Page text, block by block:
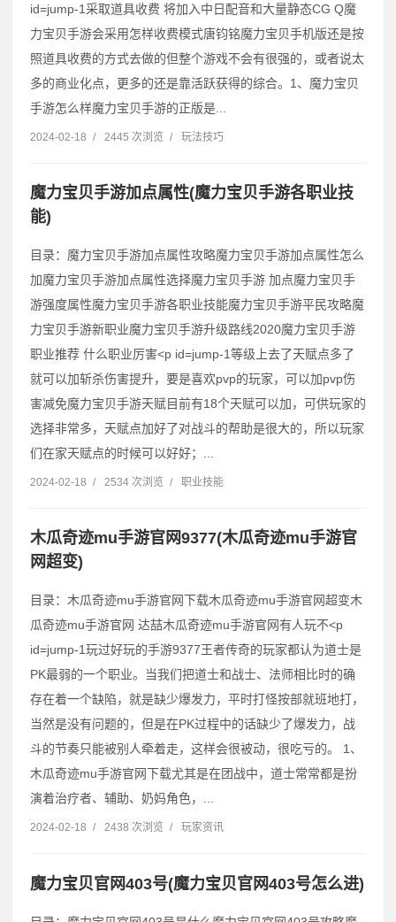
id=jump-1采取道具收费 将加入中日配音和大量静态CG Q魔
力宝贝手游会采用怎样收费模式唐钧铭魔力宝贝手机版还是按
照道具收费的方式去做的但整个游戏不会有很强的，或者说太
多的商业化点，更多的还是靠活跃获得的综合。1、魔力宝贝
手游怎么样魔力宝贝手游的正版是...
2024-02-18 / 2445 次浏览 / 玩法技巧
魔力宝贝手游加点属性(魔力宝贝手游各职业技
能)
目录：魔力宝贝手游加点属性攻略魔力宝贝手游加点属性怎么
加魔力宝贝手游加点属性选择魔力宝贝手游 加点魔力宝贝手
游强度属性魔力宝贝手游各职业技能魔力宝贝手游平民攻略魔
力宝贝手游新职业魔力宝贝手游升级路线2020魔力宝贝手游
职业推荐 什么职业厉害˂p id=jump-1等级上去了天赋点多了
就可以加斩杀伤害提升，要是喜欢pvp的玩家，可以加pvp伤
害减免魔力宝贝手游天赋目前有18个天赋可以加，可供玩家的
选择非常多，天赋点加好了对战斗的帮助是很大的，所以玩家
们在家天赋点的时候可以好好；...
2024-02-18 / 2534 次浏览 / 职业技能
木瓜奇迹mu手游官网9377(木瓜奇迹mu手游官
网超变)
目录：木瓜奇迹mu手游官网下载木瓜奇迹mu手游官网超变木
瓜奇迹mu手游官网 达喆木瓜奇迹mu手游官网有人玩不˂p
id=jump-1玩过好玩的手游9377王者传奇的玩家都认为道士是
PK最弱的一个职业。当我们把道士和战士、法师相比时的确
存在着一个缺陷，就是缺少爆发力，平时打怪按部就班地打，
当然是没有问题的，但是在PK过程中的话缺少了爆发力，战
斗的节奏只能被别人牵着走，这样会很被动，很吃亏的。 1、
木瓜奇迹mu手游官网下载尤其是在团战中，道士常常都是扮
演着治疗者、辅助、奶妈角色，...
2024-02-18 / 2438 次浏览 / 玩家资讯
魔力宝贝官网403号(魔力宝贝官网403号怎么进)